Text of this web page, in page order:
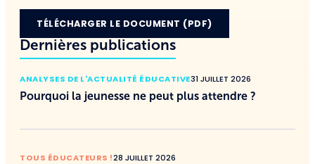
TÉLÉCHARGER LE DOCUMENT (PDF)
Dernières publications
ANALYSES DE L'ACTUALITÉ ÉDUCATIVE31 JUILLET 2026
Pourquoi la jeunesse ne peut plus attendre ?
TOUS ÉDUCATEURS !28 JUILLET 2026